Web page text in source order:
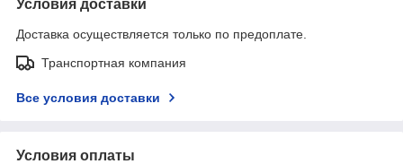
Условия доставки
Доставка осуществляется только по предоплате.
Транспортная компания
Все условия доставки
Условия оплаты